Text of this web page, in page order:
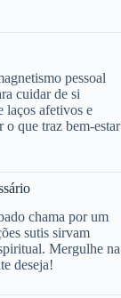
pessoal
cuidar de si
laços afetivos e
o que traz bem-estar
chama por um
sutis sirvam
Mergulhe na
deseja!